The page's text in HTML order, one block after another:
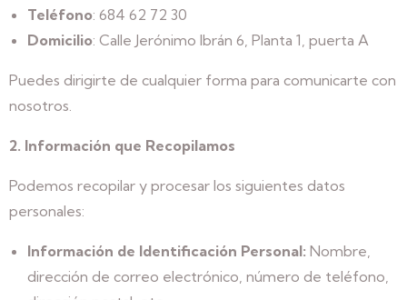
Teléfono: 684 62 72 30
Domicilio: Calle Jerónimo Ibrán 6, Planta 1, puerta A
Puedes dirigirte de cualquier forma para comunicarte con
nosotros.
2. Información que Recopilamos
Podemos recopilar y procesar los siguientes datos
personales:
Información de Identificación Personal: Nombre,
dirección de correo electrónico, número de teléfono,